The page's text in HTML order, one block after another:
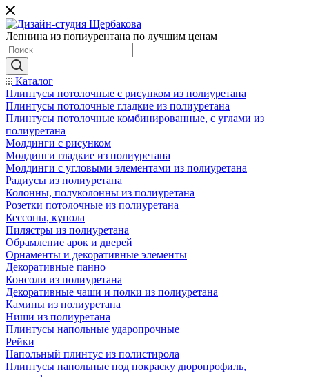
Лепнина из попиурентана по лучшим ценам
Каталог
Плинтусы потолочные с рисунком из полиуретана
Плинтусы потолочные гладкие из полиуретана
Плинтусы потолочные комбинированные, с углами из
полиуретана
Молдинги c рисунком
Молдинги гладкие из полиуретана
Молдинги с угловыми элементами из полиуретана
Радиусы из полиуретана
Колонны, полуколонны из полиуретана
Розетки потолочные из полиуретана
Кессоны, купола
Пилястры из полиуретана
Обрамление арок и дверей
Орнаменты и декоративные элементы
Декоративные панно
Консоли из полиуретана
Декоративные чаши и полки из полиуретана
Камины из полиуретана
Ниши из полиуретана
Плинтусы напольные ударопрочные
Рейки
Напольный плинтус из полистирола
Плинтусы напольные под покраску дюропрофиль,